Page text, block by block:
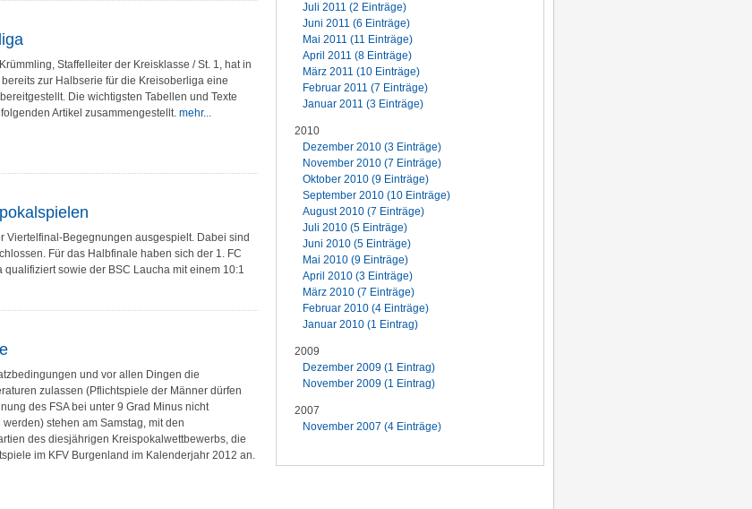
Staffelleiter der Kreisklasse / St. 1, hat in
zur Halbserie für die Kreisoberliga eine
Die wichtigsten Tabellen und Texte
Artikel zusammengestellt. mehr...
Viertelfinal-Begegnungen ausgespielt. Dabei sind
Für das Halbfinale haben sich der 1. FC
sowie der BSC Laucha mit einem 10:1
und vor allen Dingen die
zulassen (Pflichtspiele der Männer dürfen
des FSA bei unter 9 Grad Minus nicht
stehen am Samstag, mit den
des diesjährigen Kreispokalwettbewerbs, die
im KFV Burgenland im Kalenderjahr 2012 an.
Juli 2011 (2 Einträge)
Juni 2011 (6 Einträge)
Mai 2011 (11 Einträge)
April 2011 (8 Einträge)
März 2011 (10 Einträge)
Februar 2011 (7 Einträge)
Januar 2011 (3 Einträge)
2010
Dezember 2010 (3 Einträge)
November 2010 (7 Einträge)
Oktober 2010 (9 Einträge)
September 2010 (10 Einträge)
August 2010 (7 Einträge)
Juli 2010 (5 Einträge)
Juni 2010 (5 Einträge)
Mai 2010 (9 Einträge)
April 2010 (3 Einträge)
März 2010 (7 Einträge)
Februar 2010 (4 Einträge)
Januar 2010 (1 Eintrag)
2009
Dezember 2009 (1 Eintrag)
November 2009 (1 Eintrag)
2007
November 2007 (4 Einträge)